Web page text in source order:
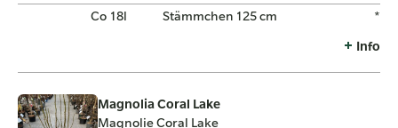
Co 18l
Stämmchen 125 cm *
Info
Magnolia Coral Lake
Magnolie Coral Lake